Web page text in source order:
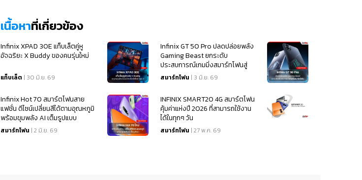
เนื้อหาที่เกี่ยวข้อง
Infinix XPAD 30E แท็บเล็ตคู่หู
อัจฉริยะ X Buddy ของคนรุ่นใหม่
แท็บเล็ต | 30 มิ.ย. 69
Infinix GT 50 Pro ปลดปล่อยพลัง
Gaming Beast ยกระดับ
ประสบการณ์เกมมิ่งสมาร์ทโฟนสู่
มิติใหม่
สมาร์ทโฟน | 3 มิ.ย. 69
Infinix Hot 70 สมาร์ตโฟนสาย
แฟชั่น ดีไซน์เปลี่ยนสีได้ตามอุณหภูมิ
พร้อมขุมพลัง AI เต็มรูปแบบ
สมาร์ทโฟน | 2 มิ.ย. 69
INFINIX SMART20 4G สมาร์ตโฟน
คุ้มค่าแห่งปี 2026 ที่สามารถใช้งาน
ได้ในทุกๆ วัน
สมาร์ทโฟน | 27 พ.ค. 69